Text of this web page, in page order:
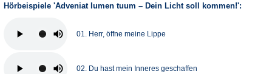
Hörbeispiele 'Adveniat lumen tuum – Dein Licht soll kommen!':
01. Herr, öffne meine Lippe
02. Du hast mein Inneres geschaffen